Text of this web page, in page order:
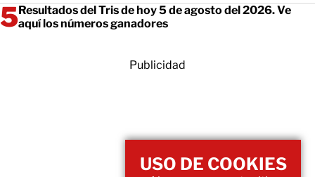
Resultados del Tris de hoy 5 de agosto del 2026. Ve
aquí los números ganadores
Publicidad
USO DE COOKIES